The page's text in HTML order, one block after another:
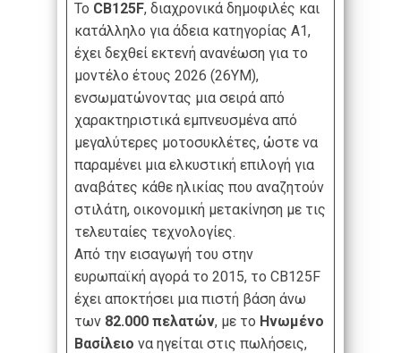
Το CB125F, διαχρονικά δημοφιλές και
κατάλληλο για άδεια κατηγορίας A1,
έχει δεχθεί εκτενή ανανέωση για το
μοντέλο έτους 2026 (26YM),
ενσωματώνοντας μια σειρά από
χαρακτηριστικά εμπνευσμένα από
μεγαλύτερες μοτοσυκλέτες, ώστε να
παραμένει μια ελκυστική επιλογή για
αναβάτες κάθε ηλικίας που αναζητούν
στιλάτη, οικονομική μετακίνηση με τις
τελευταίες τεχνολογίες.
Από την εισαγωγή του στην
ευρωπαϊκή αγορά το 2015, το CB125F
έχει αποκτήσει μια πιστή βάση άνω
των 82.000 πελατών, με το Ηνωμένο
Βασίλειο να ηγείται στις πωλήσεις,